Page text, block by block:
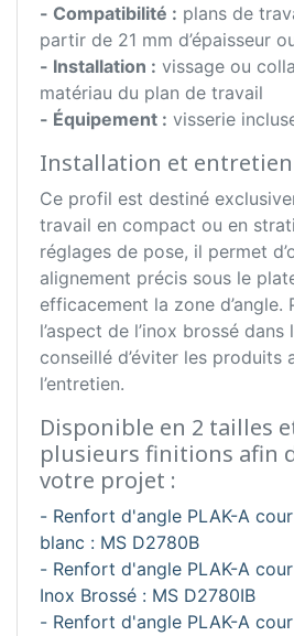
- Compatibilité : plans de
partir de 21 mm d’épaisseur
- Installation : vissage ou
matériau du plan de travail
- Équipement : visserie
Installation et entretien
Ce profil est destiné
travail en compact ou en
réglages de pose, il permet
alignement précis sous le
efficacement la zone d’angle.
l’aspect de l’inox brossé
conseillé d’éviter les produits
l’entretien.
Disponible en 2 tailles
plusieurs finitions afin
votre projet :
- Renfort d'angle PLAK-A
blanc : MS D2780B
- Renfort d'angle PLAK-A
Inox Brossé : MS D2780IB
- Renfort d'angle PLAK-A